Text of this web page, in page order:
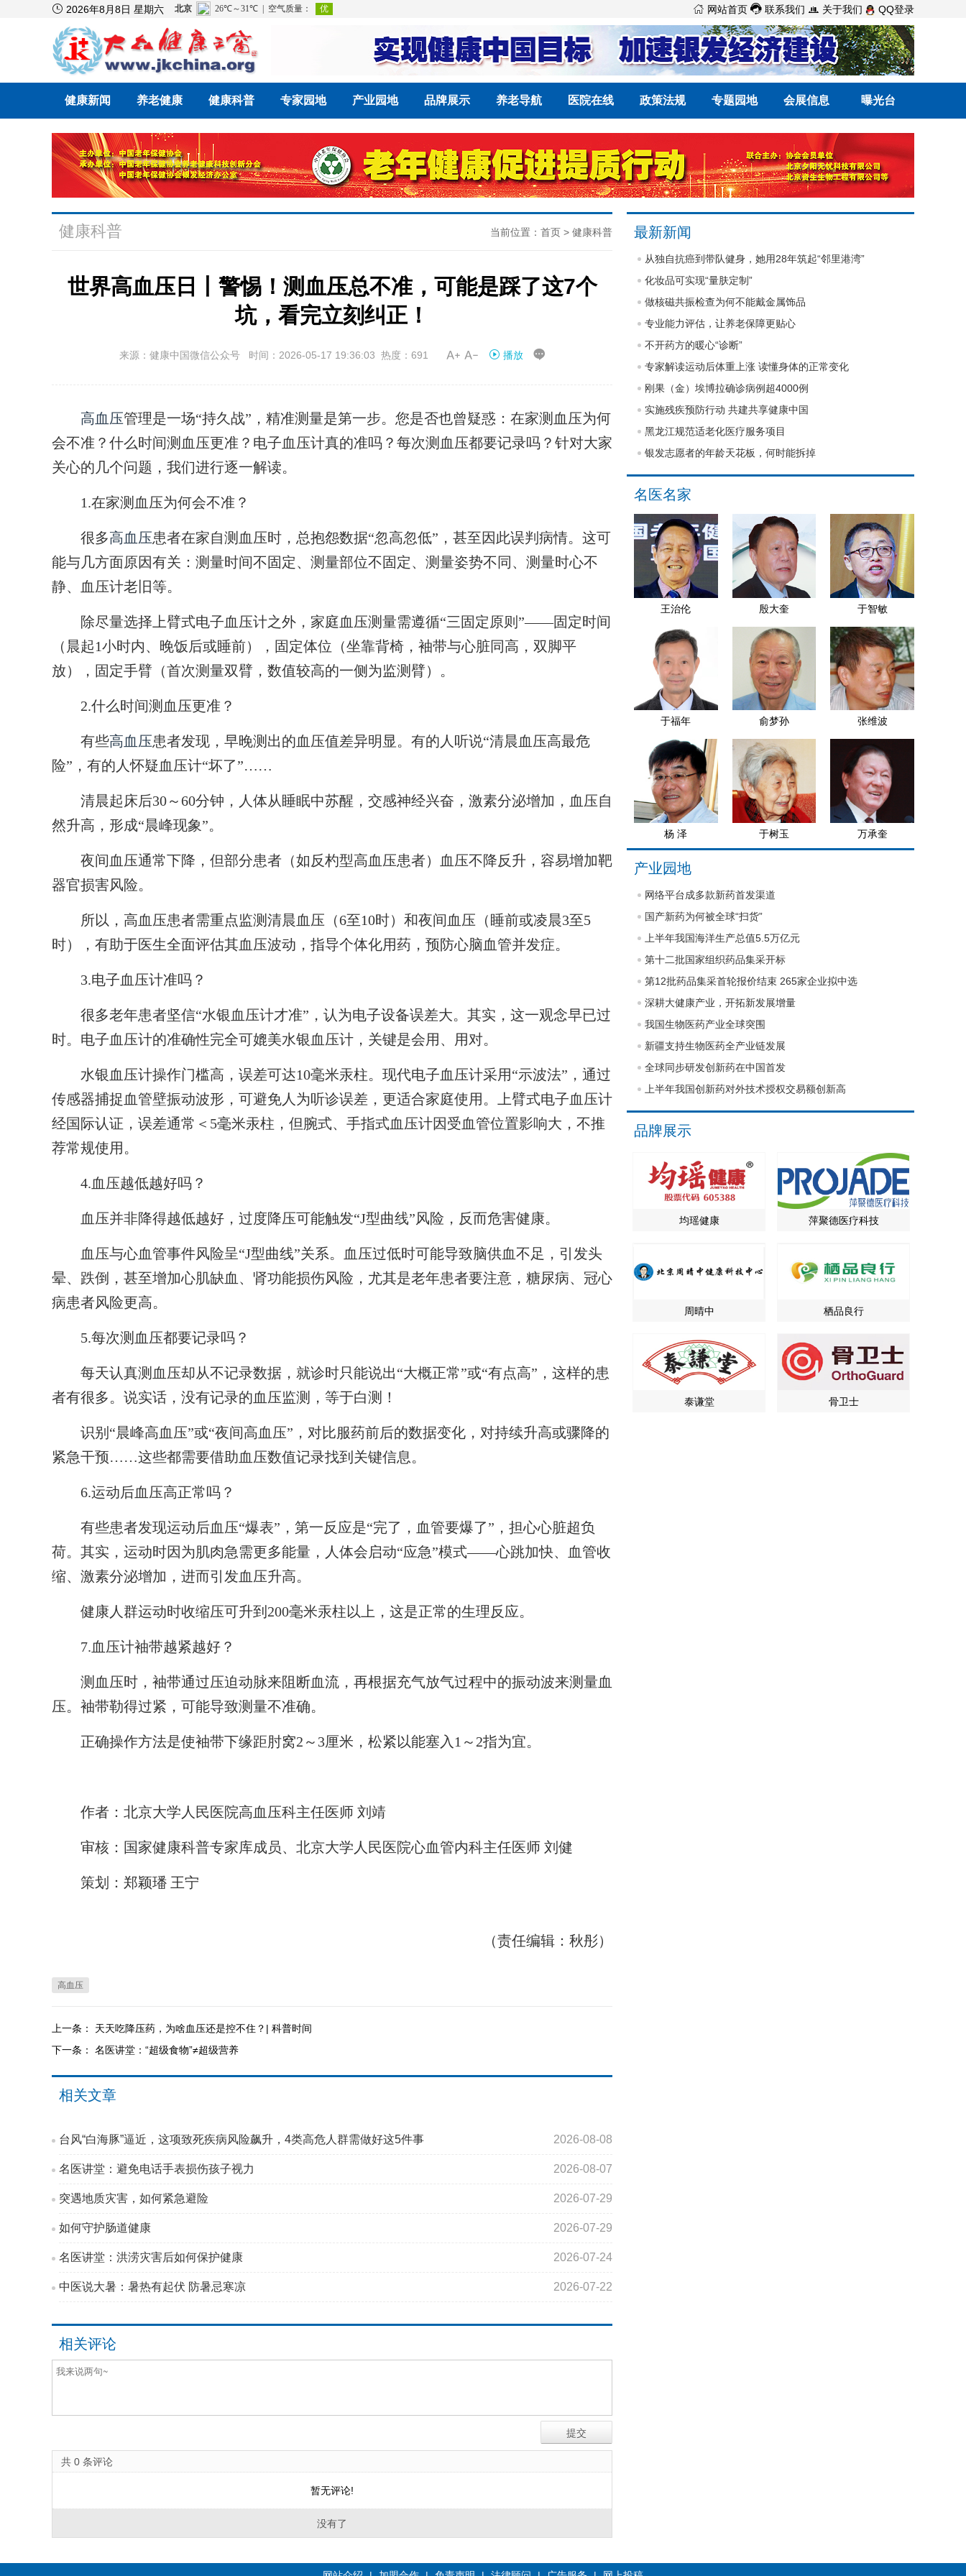
 2026年8月8日 星期六  网站首页  联系我们  关于我们 QQ登录
健康新闻 养老健康 健康科普 专家园地 产业园地 品牌展示 养老导航 医院在线 政策法规 专题园地 会展信息 曝光台
健康科普 当前位置： 首页 > 健康科普
世界高血压日丨警惕！测血压总不准，可能是踩了这7个
坑，看完立刻纠正！
来源：健康中国微信公众号 时间：2026-05-17 19:36:03 热度：691  播放 
高血压管理是一场“持久战”，精准测量是第一步。您是否也曾疑惑：在家测血压为何
会不准？什么时间测血压更准？电子血压计真的准吗？每次测血压都要记录吗？针对大家
关心的几个问题，我们进行逐一解读。
1.在家测血压为何会不准？
很多高血压患者在家自测血压时，总抱怨数据“忽高忽低”，甚至因此误判病情。这可
能与几方面原因有关：测量时间不固定、测量部位不固定、测量姿势不同、测量时心不
静、血压计老旧等。
除尽量选择上臂式电子血压计之外，家庭血压测量需遵循“三固定原则”——固定时间
（晨起1小时内、晚饭后或睡前），固定体位（坐靠背椅，袖带与心脏同高，双脚平
放），固定手臂（首次测量双臂，数值较高的一侧为监测臂）。
2.什么时间测血压更准？
有些高血压患者发现，早晚测出的血压值差异明显。有的人听说“清晨血压高最危
险”，有的人怀疑血压计“坏了”……
清晨起床后30～60分钟，人体从睡眠中苏醒，交感神经兴奋，激素分泌增加，血压自
然升高，形成“晨峰现象”。
夜间血压通常下降，但部分患者（如反杓型高血压患者）血压不降反升，容易增加靶
器官损害风险。
所以，高血压患者需重点监测清晨血压（6至10时）和夜间血压（睡前或凌晨3至5
时），有助于医生全面评估其血压波动，指导个体化用药，预防心脑血管并发症。
3.电子血压计准吗？
很多老年患者坚信“水银血压计才准”，认为电子设备误差大。其实，这一观念早已过
时。电子血压计的准确性完全可媲美水银血压计，关键是会用、用对。
水银血压计操作门槛高，误差可达10毫米汞柱。现代电子血压计采用“示波法”，通过
传感器捕捉血管壁振动波形，可避免人为听诊误差，更适合家庭使用。上臂式电子血压计
经国际认证，误差通常＜5毫米汞柱，但腕式、手指式血压计因受血管位置影响大，不推
荐常规使用。
4.血压越低越好吗？
血压并非降得越低越好，过度降压可能触发“J型曲线”风险，反而危害健康。
血压与心血管事件风险呈“J型曲线”关系。血压过低时可能导致脑供血不足，引发头
晕、跌倒，甚至增加心肌缺血、肾功能损伤风险，尤其是老年患者要注意，糖尿病、冠心
病患者风险更高。
5.每次测血压都要记录吗？
每天认真测血压却从不记录数据，就诊时只能说出“大概正常”或“有点高”，这样的患
者有很多。说实话，没有记录的血压监测，等于白测！
识别“晨峰高血压”或“夜间高血压”，对比服药前后的数据变化，对持续升高或骤降的
紧急干预……这些都需要借助血压数值记录找到关键信息。
6.运动后血压高正常吗？
有些患者发现运动后血压“爆表”，第一反应是“完了，血管要爆了”，担心心脏超负
荷。其实，运动时因为肌肉急需更多能量，人体会启动“应急”模式——心跳加快、血管收
缩、激素分泌增加，进而引发血压升高。
健康人群运动时收缩压可升到200毫米汞柱以上，这是正常的生理反应。
7.血压计袖带越紧越好？
测血压时，袖带通过压迫动脉来阻断血流，再根据充气放气过程中的振动波来测量血
压。袖带勒得过紧，可能导致测量不准确。
正确操作方法是使袖带下缘距肘窝2～3厘米，松紧以能塞入1～2指为宜。
作者：北京大学人民医院高血压科主任医师 刘靖
审核：国家健康科普专家库成员、北京大学人民医院心血管内科主任医师 刘健
策划：郑颖璠 王宁
（责任编辑：秋彤）
高血压
上一条： 天天吃降压药，为啥血压还是控不住？| 科普时间
下一条： 名医讲堂：“超级食物”≠超级营养
相关文章
台风“白海豚”逼近，这项致死疾病风险飙升，4类高危人群需做好这5件事 2026-08-08
名医讲堂：避免电话手表损伤孩子视力 2026-08-07
突遇地质灾害，如何紧急避险 2026-07-29
如何守护肠道健康 2026-07-29
名医讲堂：洪涝灾害后如何保护健康 2026-07-24
中医说大暑：暑热有起伏 防暑忌寒凉 2026-07-22
相关评论
共 0 条评论
暂无评论!
没有了
最新新闻
从独自抗癌到带队健身，她用28年筑起“邻里港湾”
化妆品可实现“量肤定制”
做核磁共振检查为何不能戴金属饰品
专业能力评估，让养老保障更贴心
不开药方的暖心“诊断”
专家解读运动后体重上涨 读懂身体的正常变化
刚果（金）埃博拉确诊病例超4000例
实施残疾预防行动 共建共享健康中国
黑龙江规范适老化医疗服务项目
银发志愿者的年龄天花板，何时能拆掉
名医名家
王治伦 殷大奎 于智敏
于福年 俞梦孙 张维波
杨 泽 于树玉 万承奎
产业园地
网络平台成多款新药首发渠道
国产新药为何被全球“扫货”
上半年我国海洋生产总值5.5万亿元
第十二批国家组织药品集采开标
第12批药品集采首轮报价结束 265家企业拟中选
深耕大健康产业，开拓新发展增量
我国生物医药产业全球突围
新疆支持生物医药全产业链发展
全球同步研发创新药在中国首发
上半年我国创新药对外技术授权交易额创新高
品牌展示
均瑶健康 萍聚德医疗科技
周晴中 栖品良行
泰谦堂 骨卫士